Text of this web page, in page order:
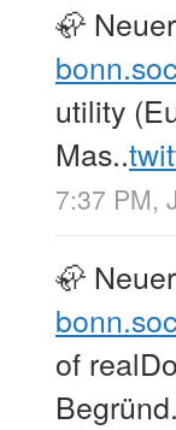
🦣
utility
Mas..
7:37 PM,
🦣
of